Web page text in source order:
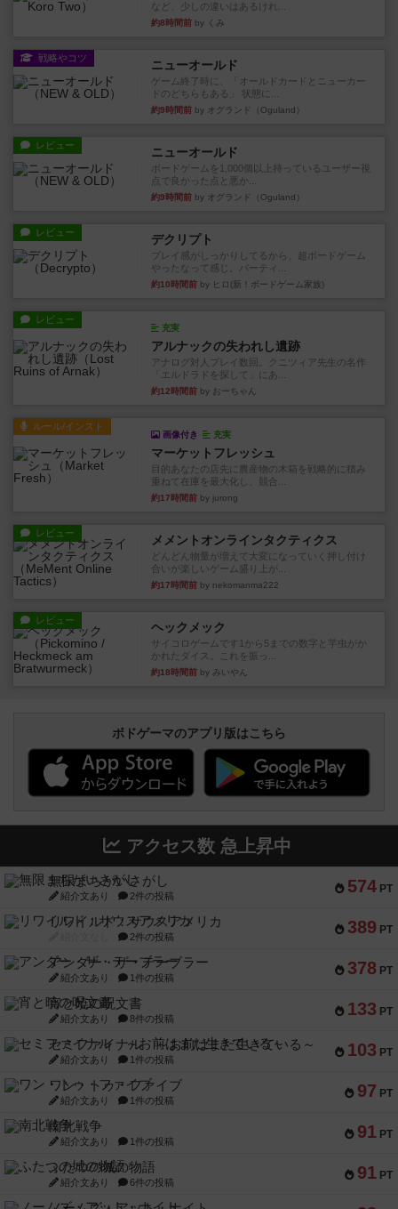
など、少しの違いはあるけれ...
約8時間前 by くみ
戦略やコツ ニューオールド
ゲーム終了時に、「オールドカードとニューカー
ドのどちらもある」 状態に...
約9時間前 by オグランド（Oguland）
レビュー ニューオールド
ボードゲームを1,000個以上持っているユーザー視
点で良かった点と悪か...
約9時間前 by オグランド（Oguland）
レビュー デクリプト
プレイ感がしっかりしてるから、超ボードゲーム
やったなって感じ。パーティ...
約10時間前 by ヒロ(新！ボードゲーム家族)
レビュー
充実
アルナックの失われし遺跡
アナログ対人プレイ数回。クニツィア先生の名作
「エルドラドを探して」にあ...
約12時間前 by おーちゃん
ルール/インスト
画像付き 充実
マーケットフレッシュ
目的あなたの店先に農産物の木箱を戦略的に積み
重ねて在庫を最大化し、競合...
約17時間前 by jurong
レビュー メメントオンラインタクティクス
どんどん物量が増えて大変になっていく押し付け
合いが楽しいゲーム盛り上が...
約17時間前 by nekomanma222
レビュー ヘックメック
サイコロゲームです1から5までの数字と芋虫がか
かれたダイス。これを振っ...
約18時間前 by みいやん
ボドゲーマのアプリ版はこちら
アクセス数 急上昇中
574 PT
無限まちがいさがし
紹介文あり 2件の投稿
389 PT
リワイルド：サウスアメリカ
2件の投稿
378 PT
アンダー・ザ・テーブラー
紹介文あり 1件の投稿
133 PT
宵と暁の呪文書
紹介文あり 8件の投稿
103 PT
セミファイナル ～お前はまだ生きている～
紹介文あり 1件の投稿
97 PT
ワン・トゥ・ファイブ
紹介文あり 1件の投稿
91 PT
南北戦争
紹介文あり 1件の投稿
91 PT
ふたつの城の物語
紹介文あり 6件の投稿